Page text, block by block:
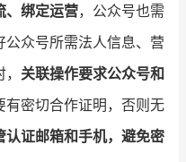
、绑定运营，公众号也需
众号所需法人信息、营
关联操作要求公众号和
有密切合作证明，否则无
认证邮箱和手机，避免密